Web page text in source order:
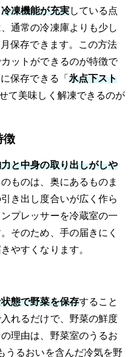
冷凍機能が充実している点
通常の冷凍庫よりも少し
保存できます。この方法
ットができるのが特徴で
保存できる「 氷点下スト
て美味しく解凍できるのが
徴
と中身の取り出しがしや
ものは、奥にあるものま
き出し度合いが広く作ら
プレッサーを冷蔵室の一
そのため、手の届きにく
やすくなります。
態で野菜を保存すること
れるだけで、野菜の鮮度
理由は、野菜室のうるお
うるおいを含んだ冷気を野